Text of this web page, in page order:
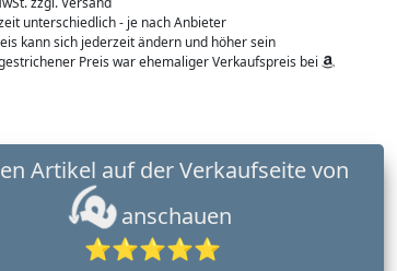
unterschiedlich - je nach Anbieter
kann sich jederzeit ändern und höher sein
Preis war ehemaliger Verkaufspreis bei
anschauen
⭐⭐⭐⭐⭐